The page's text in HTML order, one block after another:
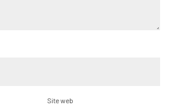
Site web